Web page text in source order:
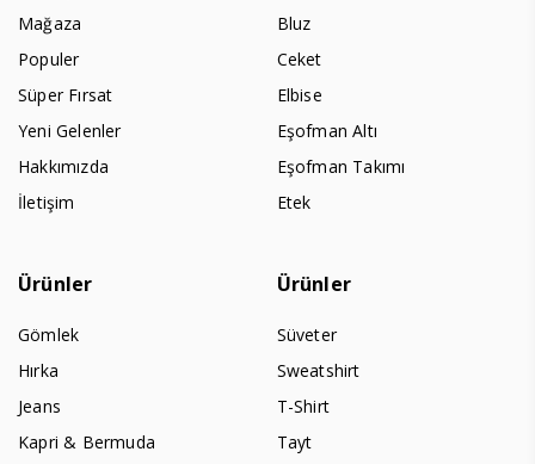
Mağaza
Populer
Süper Fırsat
Yeni Gelenler
Hakkımızda
İletişim
Bluz
Ceket
Elbise
Eşofman Altı
Eşofman Takımı
Etek
Ürünler
Gömlek
Hırka
Jeans
Kapri & Bermuda
Ürünler
Süveter
Sweatshirt
T-Shirt
Tayt